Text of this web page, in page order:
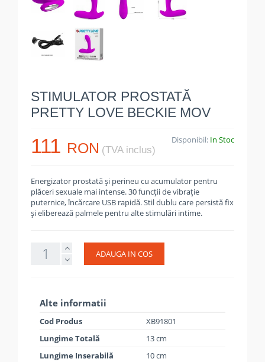
STIMULATOR PROSTATĂ
PRETTY LOVE BECKIE MOV
111 RON (TVA inclus)
Disponibil: In Stoc
Energizator prostată și perineu cu acumulator pentru
plăceri sexuale mai intense. 30 funcții de vibrație
puternice, încărcare USB rapidă. Stil dublu care persistă fix
și eliberează palmele pentru alte stimulări intime.
ADAUGA IN COS
Alte informatii
Cod Produs
XB91801
Lungime Totală
13 cm
Lungime Inserabilă
10 cm